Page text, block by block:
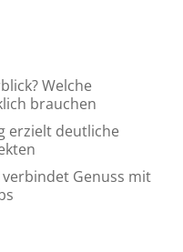
Welche
brauchen
erzielt deutliche
Genuss mit